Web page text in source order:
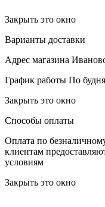
Закрыть это окно
Варианты доставки
Адрес магазина
График работы По
Закрыть это окно
Способы оплаты
Оплата по
клиентам
условиям
Закрыть это окно